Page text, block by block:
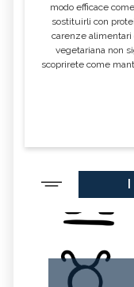
modo efficace
sostituirli con
carenze
vegetariana non
scoprirete come